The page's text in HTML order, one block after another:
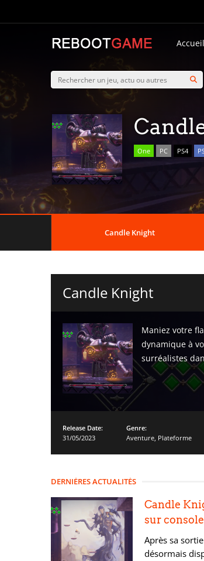
Accueil
One PC PS4
Candle Knight
Candle Knight
Maniez votre
dynamique à
surréalistes
Release Date:
31/05/2023
Genre:
Aventure, Plateforme
DERNIÈRES ACTUALITÉS
Candle
sur
Après sa
désormais